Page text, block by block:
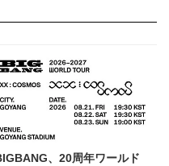
、20周年ワールド